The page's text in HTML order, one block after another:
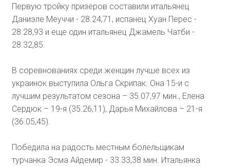
Первую тройку призеров составили итальянец
Даниэле Меуччи - 28.24,71, испанец Хуан Перес -
28.28,93 и еще один итальянец Джамель Чатби -
28.32,85.
В соревнованиях среди женщин лучше всех из
украинок выступила Ольга Скрипак. Она 15-и с
лучшим результатом сезона – 35.07,97 мин., Елена
Сердюк – 19-я (35.26,11), Дарья Михайлова – 21-я
(36.05,45).
Победила на радость местным болельщикам
турчанка Эсма Айдемир - 33.33,38 мин. Итальянка